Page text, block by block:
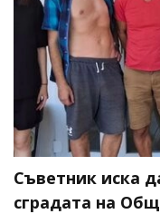
Съветник иска
сградата на